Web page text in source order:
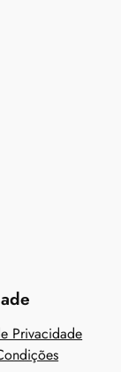
Privacidade